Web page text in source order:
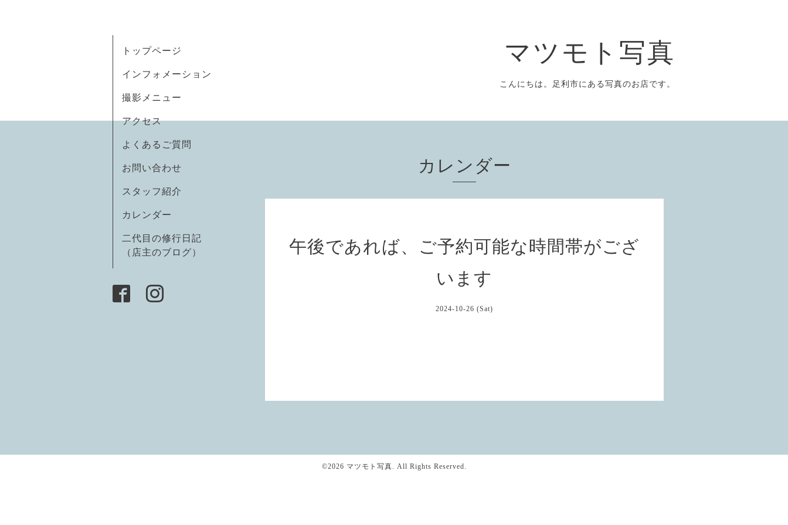
マツモト写真
こんにちは。足利市にある写真のお店です。
トップページ
インフォメーション
撮影メニュー
アクセス
よくあるご質問
お問い合わせ
スタッフ紹介
カレンダー
二代目の修行日記
（店主のブログ）
カレンダー
午後であれば、ご予約可能な時間帯がござ
います
2024-10-26 (Sat)
©2026 マツモト写真 . All Rights Reserved.